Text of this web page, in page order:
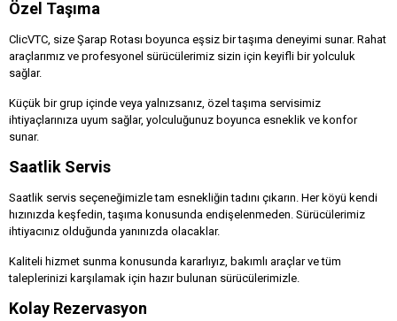
Özel Taşıma
ClicVTC, size Şarap Rotası boyunca eşsiz bir taşıma deneyimi sunar. Rahat
araçlarımız ve profesyonel sürücülerimiz sizin için keyifli bir yolculuk
sağlar.
Küçük bir grup içinde veya yalnızsanız, özel taşıma servisimiz
ihtiyaçlarınıza uyum sağlar, yolculuğunuz boyunca esneklik ve konfor
sunar.
Saatlik Servis
Saatlik servis seçeneğimizle tam esnekliğin tadını çıkarın. Her köyü kendi
hızınızda keşfedin, taşıma konusunda endişelenmeden. Sürücülerimiz
ihtiyacınız olduğunda yanınızda olacaklar.
Kaliteli hizmet sunma konusunda kararlıyız, bakımlı araçlar ve tüm
taleplerinizi karşılamak için hazır bulunan sürücülerimizle.
Kolay Rezervasyon